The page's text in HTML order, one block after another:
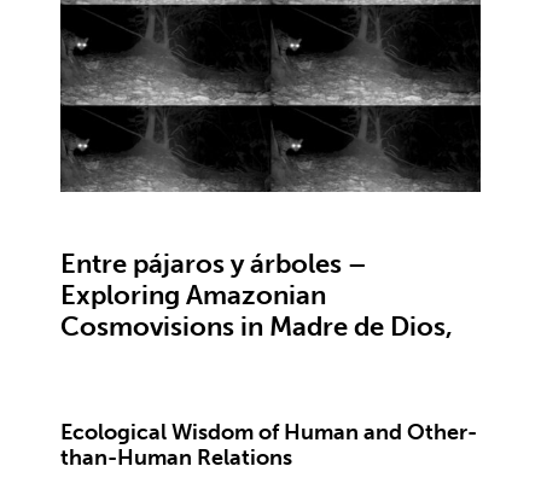
Entre pájaros y árboles –
Exploring Amazonian
Cosmovisions in Madre de Dios,
Ecological Wisdom of Human and Other-
than-Human Relations